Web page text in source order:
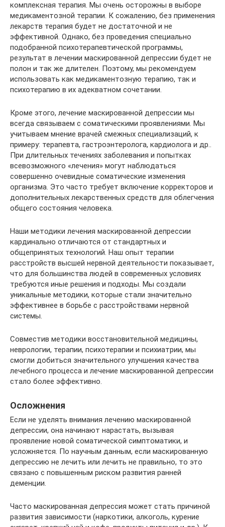
комплексная терапия. Мы очень осторожны в выборе
медикаментозной терапии. К сожалению, без применения
лекарств терапия будет не достаточной и не
эффективной. Однако, без проведения специально
подобранной психотерапевтической программы,
результат в лечении маскированной депрессии будет не
полон и так же длителен. Поэтому, мы рекомендуем
использовать как медикаментозную терапию, так и
психотерапию в их адекватном сочетании.
Кроме этого, лечение маскированной депрессии мы
всегда связываем с соматическими проявлениями. Мы
учитываем мнение врачей смежных специализаций, к
примеру: терапевта, гастроэнтеролога, кардиолога и др..
При длительных течениях заболевания и попытках
всевозможного «лечения» могут наблюдаться
совершенно очевидные соматические изменения
организма. Это часто требует включение корректоров и
дополнительных лекарственных средств для облегчения
общего состояния человека.
Наши методики лечения маскированной депрессии
кардинально отличаются от стандартных и
общепринятых технологий. Наш опыт терапии
расстройств высшей нервной деятельности показывает,
что для большинства людей в современных условиях
требуются иные решения и подходы. Мы создали
уникальные методики, которые стали значительно
эффективнее в борьбе с расстройствами нервной
системы.
Совместив методики восстановительной медицины,
неврологии, терапии, психотерапии и психиатрии, мы
смогли добиться значительного улучшения качества
лечебного процесса и лечение маскированной депрессии
стало более эффективно.
Осложнения
Если не уделять внимания лечению маскированной
депрессии, она начинают нарастать, вызывая
проявление новой соматической симптоматики, и
усложняется. По научным данным, если маскированную
депрессию не лечить или лечить не правильно, то это
связано с повышенным риском развития ранней
деменции.
Часто маскированная депрессия может стать причиной
развития зависимости (наркотики, алкоголь, курение